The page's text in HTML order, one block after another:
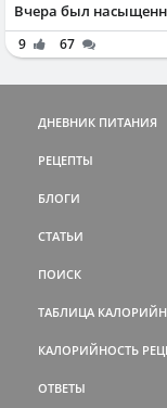
Вчера был
9 67
ДНЕВНИК ПИТАНИЯ
РЕЦЕПТЫ
БЛОГИ
СТАТЬИ
ПОИСК
ТАБЛИЦА
КАЛОРИЙНОСТЬ
ОТВЕТЫ